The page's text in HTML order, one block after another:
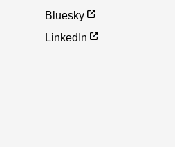
Bluesky
LinkedIn